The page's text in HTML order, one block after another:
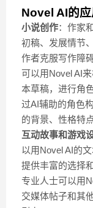
Novel AI的
小说创作：作家
初稿、发展情节
作者克服写作障
可以用Novel AI
本草稿，进行角
过AI辅助的角色
的背景、性格特
互动故事和游戏
以用Novel AI的
提供丰富的选择
专业人士可以用
交媒体帖子和其